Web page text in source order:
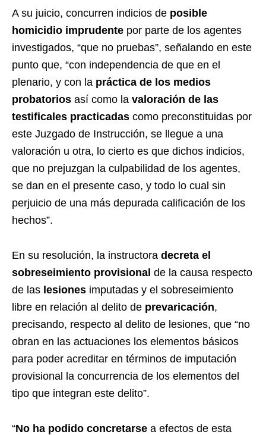
A su juicio, concurren indicios de posible
homicidio imprudente por parte de los agentes
investigados, “que no pruebas”, señalando en este
punto que, “con independencia de que en el
plenario, y con la práctica de los medios
probatorios así como la valoración de las
testificales practicadas como preconstituidas por
este Juzgado de Instrucción, se llegue a una
valoración u otra, lo cierto es que dichos indicios,
que no prejuzgan la culpabilidad de los agentes,
se dan en el presente caso, y todo lo cual sin
perjuicio de una más depurada calificación de los
hechos”.
En su resolución, la instructora decreta el
sobreseimiento provisional de la causa respecto
de las lesiones imputadas y el sobreseimiento
libre en relación al delito de prevaricación,
precisando, respecto al delito de lesiones, que “no
obran en las actuaciones los elementos básicos
para poder acreditar en términos de imputación
provisional la concurrencia de los elementos del
tipo que integran este delito”.
“No ha podido concretarse a efectos de esta